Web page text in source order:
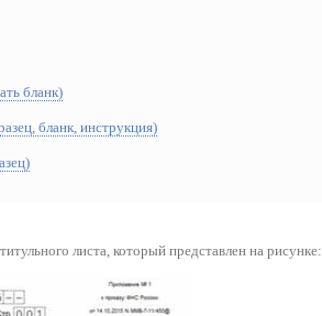
бланк)
бланк, инструкция)
листа, который представлен на рисунке: